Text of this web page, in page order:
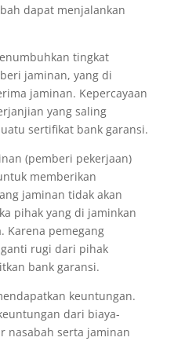
dapat menjalankan
tingkat
jaminan, yang di
jaminan. Kepercayaan
yang saling
sertifikat bank garansi.
(pemberi pekerjaan)
memberikan
jaminan tidak akan
pihak yang di jaminkan
Karena pemegang
rugi dari pihak
bank garansi.
keuntungan.
dari biaya-
nasabah serta jaminan